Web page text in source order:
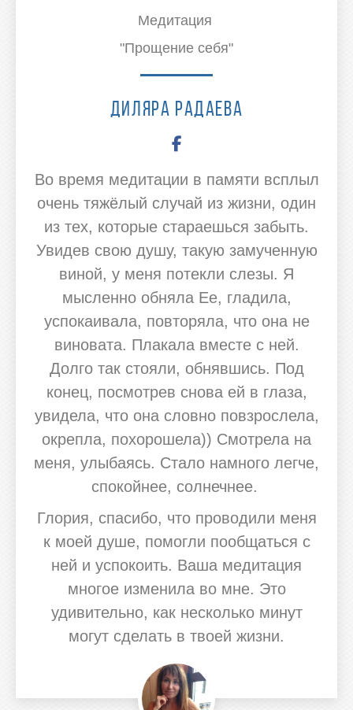
Медитация
"Прощение себя"
Диляра Радаева
Во время медитации в памяти всплыл
очень тяжёлый случай из жизни, один
из тех, которые стараешься забыть.
Увидев свою душу, такую замученную
виной, у меня потекли слезы. Я
мысленно обняла Ее, гладила,
успокаивала, повторяла, что она не
виновата. Плакала вместе с ней.
Долго так стояли, обнявшись. Под
конец, посмотрев снова ей в глаза,
увидела, что она словно повзрослела,
окрепла, похорошела)) Смотрела на
меня, улыбаясь. Стало намного легче,
спокойнее, солнечнее.
Глория, спасибо, что проводили меня
к моей душе, помогли пообщаться с
ней и успокоить. Ваша медитация
многое изменила во мне. Это
удивительно, как несколько минут
могут сделать в твоей жизни.